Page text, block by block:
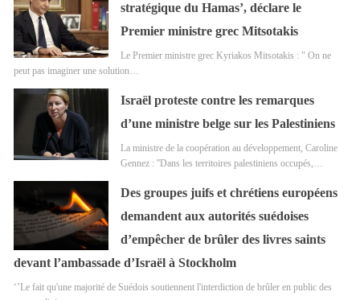
stratégique du Hamas’, déclare le
Premier ministre grec Mitsotakis
Le Premier ministre grec Kyriakos Mitsotakis : " On ne
peut pas imaginer une solution…
Israël proteste contre les remarques
d’une ministre belge sur les Palestiniens
La ministre de la coopération au développement, Caroline
Gennez : ''Dans les territoires palestiniens occupés,…
Des groupes juifs et chrétiens européens
demandent aux autorités suédoises
d’empêcher de brûler des livres saints
devant l’ambassade d’Israël à Stockholm
‘’Le fait qu'une majorité de Suédois soutiennent l'interdiction de brûler en public des